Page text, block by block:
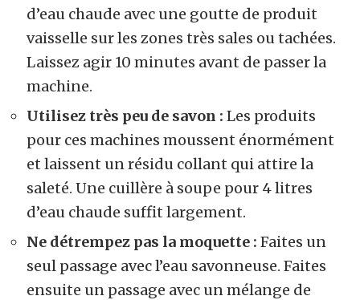
d’eau chaude avec une goutte de produit
vaisselle sur les zones très sales ou tachées.
Laissez agir 10 minutes avant de passer la
machine.
Utilisez très peu de savon : Les produits
pour ces machines moussent énormément
et laissent un résidu collant qui attire la
saleté. Une cuillère à soupe pour 4 litres
d’eau chaude suffit largement.
Ne détrempez pas la moquette : Faites un
seul passage avec l’eau savonneuse. Faites
ensuite un passage avec un mélange de